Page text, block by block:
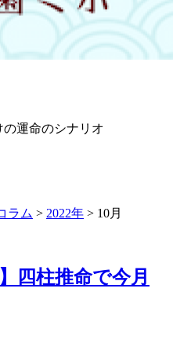
運命のシナリオ
ラム > 2022年 > 10月
四柱推命で今月